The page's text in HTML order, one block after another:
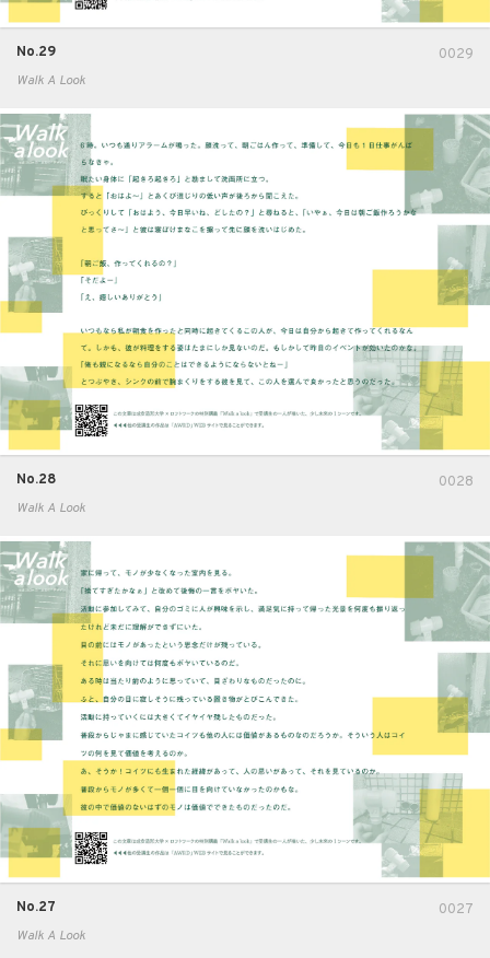
0029
No.29
Walk A Look
0028
No.28
Walk A Look
0027
No.27
Walk A Look